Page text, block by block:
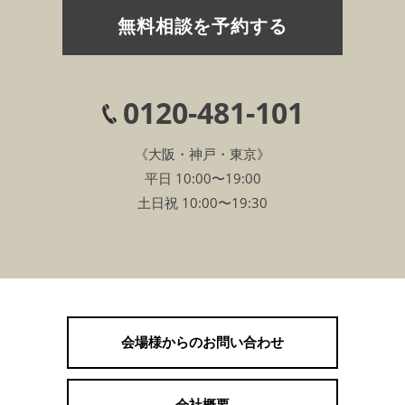
無料相談を予約する
0120-481-101
《大阪・神戸・東京》
平日 10:00〜19:00
土日祝 10:00〜19:30
会場様からのお問い合わせ